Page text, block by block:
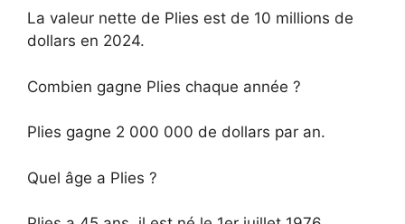
La valeur nette de Plies est de 10 millions de
dollars en 2024.
Combien gagne Plies chaque année ?
Plies gagne 2 000 000 de dollars par an.
Quel âge a Plies ?